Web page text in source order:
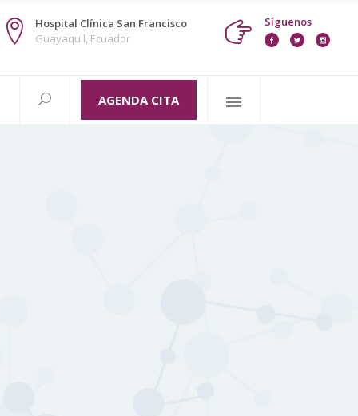
Hospital Clínica San Francisco
Guayaquil, Ecuador
Síguenos
AGENDA CITA